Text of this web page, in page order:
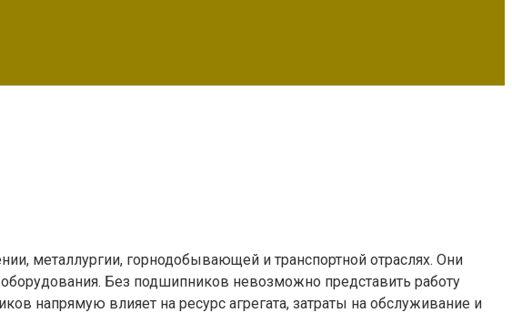
металлургии, горнодобывающей и транспортной отраслях. Они
Без подшипников невозможно представить работу
напрямую влияет на ресурс агрегата, затраты на обслуживание и